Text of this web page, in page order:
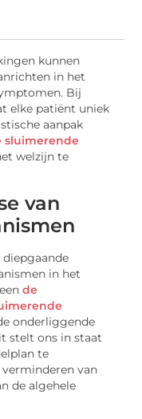
kunnen
in het
Bij
elke patiënt uniek
aanpak
sluimerende
welzijn te
van
in het
de
onderliggende
stelt ons in staat
te
van
de algehele